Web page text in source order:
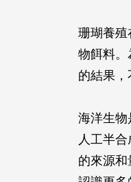
珊瑚養殖
物餌料。
的結果，
海洋生物
人工半
的來源